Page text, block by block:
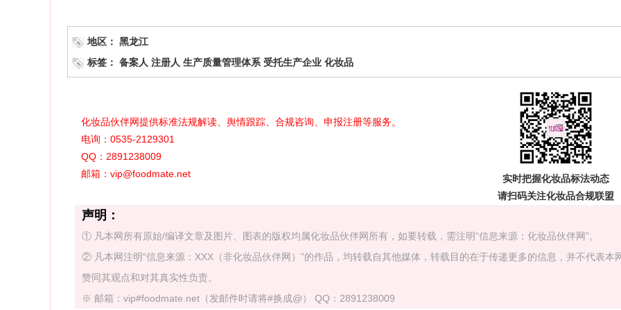
地区： 黑龙江
标签： 备案人 注册人 生产质量管理体系 受托生产企业 化妆品
化妆品伙伴网提供标准法规解读、舆情跟踪、合规咨询、申报注册等服务。
电询：0535-2129301
QQ：2891238009
邮箱：vip@foodmate.net
实时把握化妆品标法动态
请扫码关注化妆品合规联盟
声明：
① 凡本网所有原始/编译文章及图片、图表的版权均属化妆品伙伴网所有，如要转载，需注明“信息来源：化妆品伙伴网”。
② 凡本网注明“信息来源：XXX（非化妆品伙伴网）”的作品，均转载自其他媒体，转载目的在于传递更多的信息，并不代表本
赞同其观点和对其真实性负责。
※ 邮箱：vip#foodmate.net（发邮件时请将#换成@） QQ：2891238009